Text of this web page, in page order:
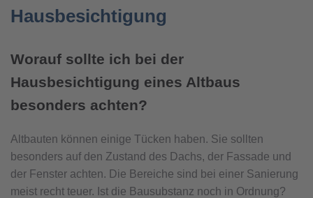
Hausbesichtigung
Worauf sollte ich bei der
Hausbesichtigung eines Altbaus
besonders achten?
Altbauten können einige Tücken haben. Sie sollten
besonders auf den Zustand des Dachs, der Fassade und
der Fenster achten. Die Bereiche sind bei einer Sanierung
meist recht teuer. Ist die Bausubstanz noch in Ordnung?